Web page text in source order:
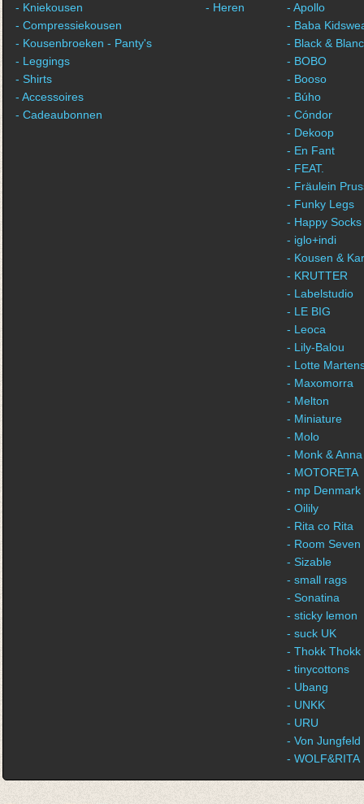
- Kniekousen
- Compressiekousen
- Kousenbroeken - Panty's
- Leggings
- Shirts
- Accessoires
- Cadeaubonnen
- Heren
- Apollo
- Baba
- Black &
- BOBO
- Booso
- Búho
- Cóndor
- Dekoop
- En Fant
- FEAT.
- Fräulein
- Funky Legs
- Happy Socks
- iglo+indi
- Kousen &
- KRUTTER
- Labelstudio
- LE BIG
- Leoca
- Lily-Balou
- Lotte
- Maxomorra
- Melton
- Miniature
- Molo
- Monk & Anna
- MOTORETA
- mp Denmark
- Oilily
- Rita co Rita
- Room Seven
- Sizable
- small rags
- Sonatina
- sticky lemon
- suck UK
- Thokk Thokk
- tinycottons
- Ubang
- UNKK
- URU
- Von Jungfeld
- WOLF&RITA